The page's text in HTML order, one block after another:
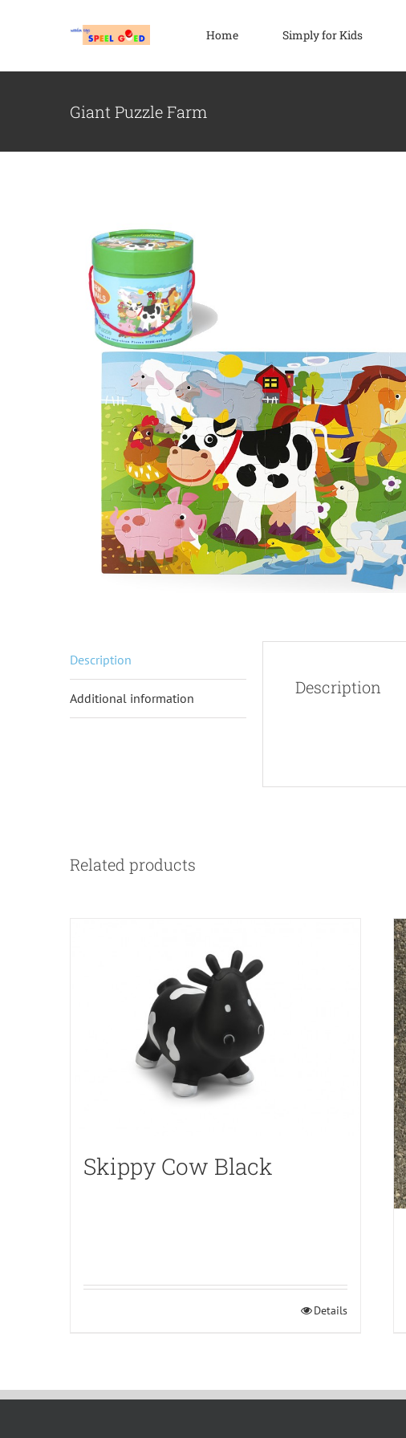
Home Simply for Kids
Giant Puzzle Farm
Description
Additional information
Description
Related products
Skippy Cow Black
Details